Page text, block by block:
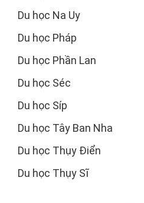
Du học Na Uy
Du học Pháp
Du học Phần Lan
Du học Séc
Du học Síp
Du học Tây Ban Nha
Du học Thụy Điển
Du học Thụy Sĩ